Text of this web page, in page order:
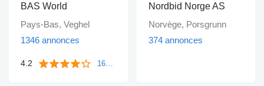
BAS World
Pays-Bas, Veghel
1346 annonces
4.2
Nordbid Norge AS
Norvège, Porsgrunn
374 annonces